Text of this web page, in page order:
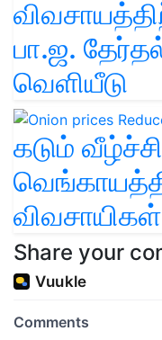
பா.ஜ.
வெளியீடு
கடும்
Share your